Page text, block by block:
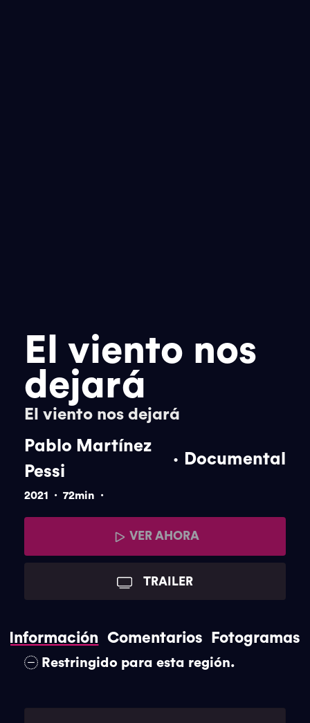
El viento nos
dejará
El viento nos dejará
Pablo Martínez
Pessi
. Documental
2021 . 72min .
VER AHORA
TRAILER
Información Comentarios Fotogramas
Restringido para esta región.